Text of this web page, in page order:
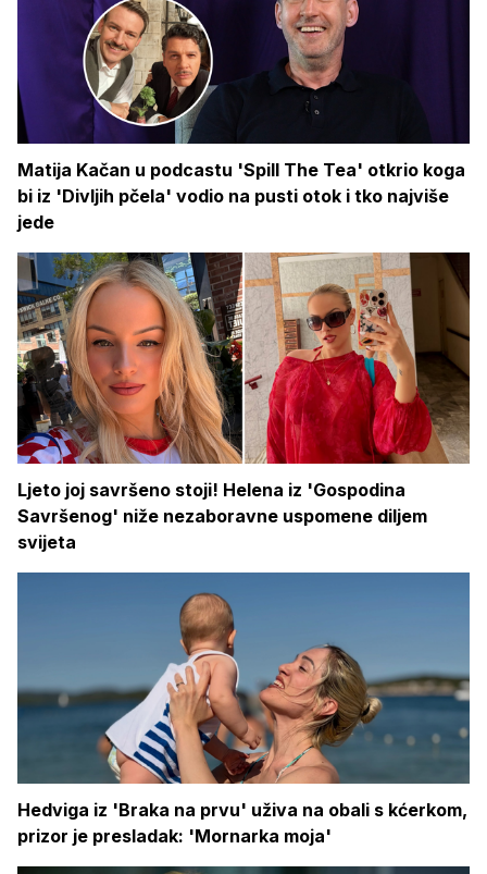
Matija Kačan u podcastu 'Spill The Tea' otkrio koga
bi iz 'Divljih pčela' vodio na pusti otok i tko najviše
jede
Ljeto joj savršeno stoji! Helena iz 'Gospodina
Savršenog' niže nezaboravne uspomene diljem
svijeta
Hedviga iz 'Braka na prvu' uživa na obali s kćerkom,
prizor je presladak: 'Mornarka moja'